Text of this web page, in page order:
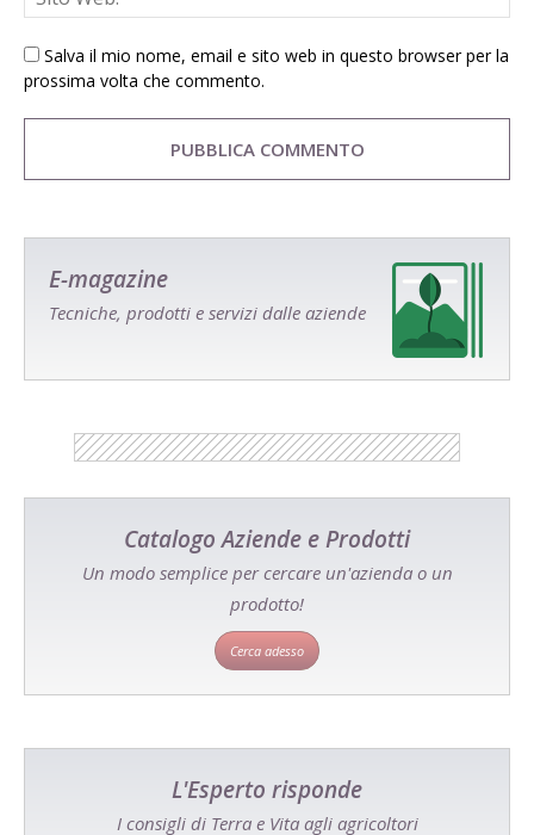
Salva il mio nome, email e sito web in questo browser per la
prossima volta che commento.
E-magazine
Tecniche, prodotti e servizi dalle aziende
Catalogo Aziende e Prodotti
Un modo semplice per cercare un'azienda o un
prodotto!
Cerca adesso
L'Esperto risponde
I consigli di Terra e Vita agli agricoltori